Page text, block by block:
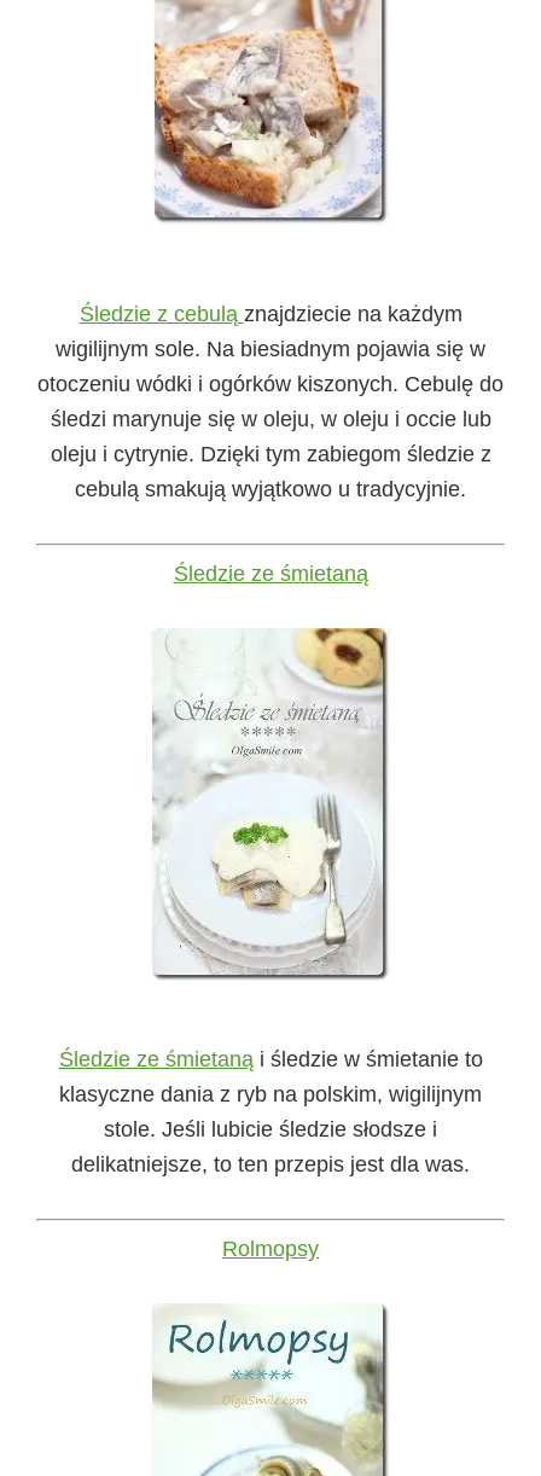
Śledzie z cebulą znajdziecie na każdym
wigilijnym sole. Na biesiadnym pojawia się w
otoczeniu wódki i ogórków kiszonych. Cebulę do
śledzi marynuje się w oleju, w oleju i occie lub
oleju i cytrynie. Dzięki tym zabiegom śledzie z
cebulą smakują wyjątkowo u tradycyjnie.
Śledzie ze śmietaną
Śledzie ze śmietaną i śledzie w śmietanie to
klasyczne dania z ryb na polskim, wigilijnym
stole. Jeśli lubicie śledzie słodsze i
delikatniejsze, to ten przepis jest dla was.
Rolmopsy